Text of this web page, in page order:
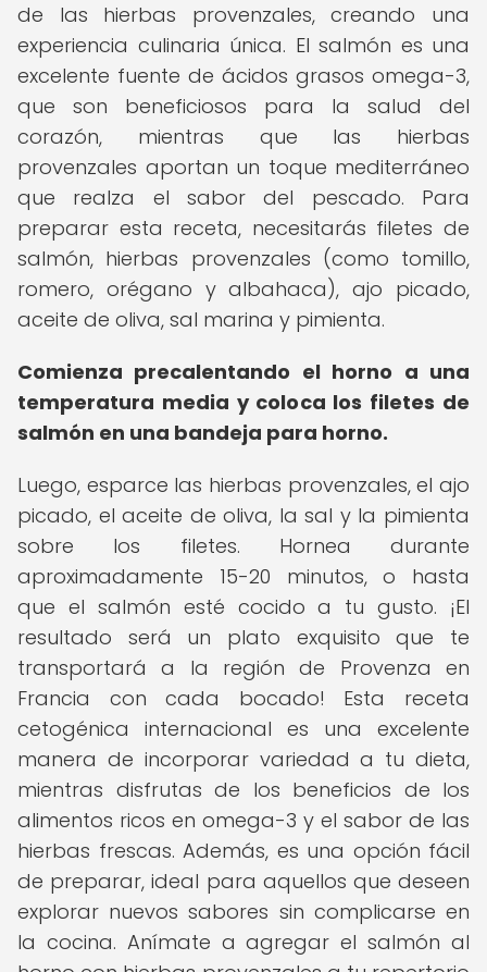
de las hierbas provenzales, creando una
experiencia culinaria única. El salmón es una
excelente fuente de ácidos grasos omega-3,
que son beneficiosos para la salud del
corazón, mientras que las hierbas
provenzales aportan un toque mediterráneo
que realza el sabor del pescado. Para
preparar esta receta, necesitarás filetes de
salmón, hierbas provenzales (como tomillo,
romero, orégano y albahaca), ajo picado,
aceite de oliva, sal marina y pimienta.
Comienza precalentando el horno a una
temperatura media y coloca los filetes de
salmón en una bandeja para horno.
Luego, esparce las hierbas provenzales, el ajo
picado, el aceite de oliva, la sal y la pimienta
sobre los filetes. Hornea durante
aproximadamente 15-20 minutos, o hasta
que el salmón esté cocido a tu gusto. ¡El
resultado será un plato exquisito que te
transportará a la región de Provenza en
Francia con cada bocado! Esta receta
cetogénica internacional es una excelente
manera de incorporar variedad a tu dieta,
mientras disfrutas de los beneficios de los
alimentos ricos en omega-3 y el sabor de las
hierbas frescas. Además, es una opción fácil
de preparar, ideal para aquellos que deseen
explorar nuevos sabores sin complicarse en
la cocina. Anímate a agregar el salmón al